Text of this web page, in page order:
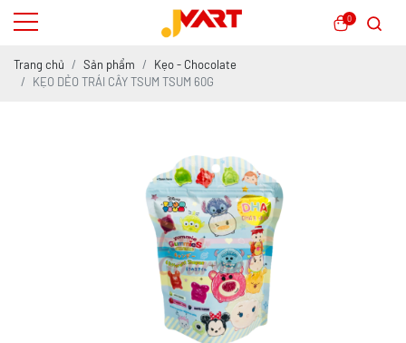
0
Trang chủ Sản phẩm
Kẹo - Chocolate
KẸO DẺO TRÁI CÂY TSUM TSUM 60G